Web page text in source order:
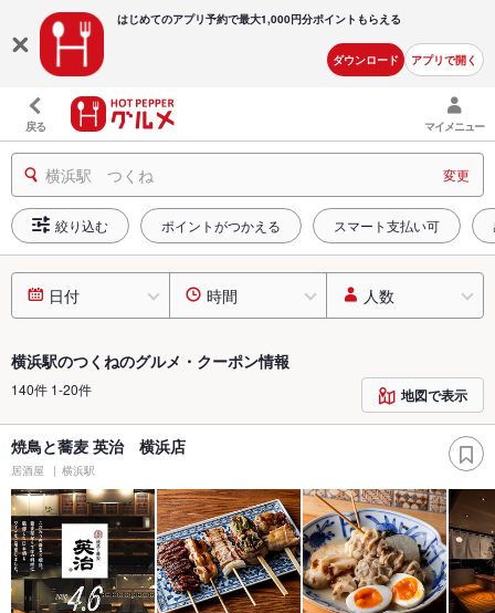
はじめてのアプリ予約で最大1,000円分ポイントもらえる
ダウンロード アプリで開く
戻る マイメニュー
横浜駅 つくね 変更
絞り込む ポイントがつかえる スマート支払い可
日付 時間 人数
横浜駅のつくねのグルメ・クーポン情報
140件 1-20件 地図で表示
焼鳥と蕎麦 英治 横浜店
居酒屋 横浜駅